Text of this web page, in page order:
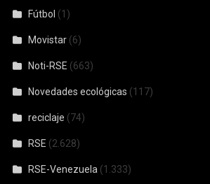
Fútbol (1)
Movistar (6)
Noti-RSE (663)
Novedades ecológicas (117)
reciclaje (74)
RSE (2.628)
RSE-Venezuela (1.333)